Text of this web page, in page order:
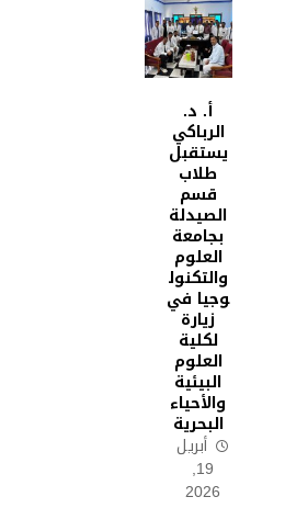
أ. د.
الرباكي
يستقبل
طلاب
قسم
الصيدلة
بجامعة
العلوم
والتكنول
وجيا في
زيارة
لكلية
العلوم
البيئية
والأحياء
البحرية
أبريل
19,
2026